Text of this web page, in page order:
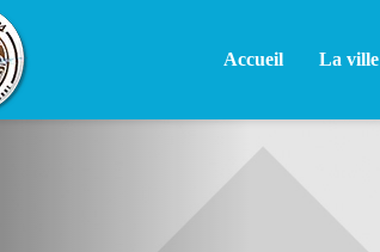
Accueil La ville